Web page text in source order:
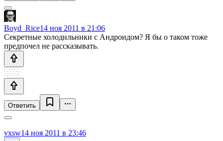
Boyd_Rice14 ноя 2011 в 21:06
Секретные холодильники с Андроидом? Я бы о таком тоже
предпочел не рассказывать.
Ответить
vxsw14 ноя 2011 в 23:46